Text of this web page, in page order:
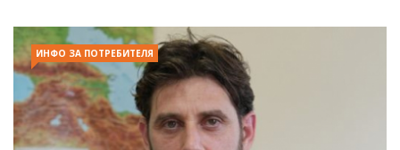
ИНФО ЗА ПОТРЕБИТЕЛЯ